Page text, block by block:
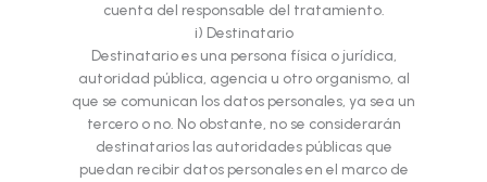
cuenta del responsable del tratamiento.
i) Destinatario
Destinatario es una persona física o jurídica,
autoridad pública, agencia u otro organismo, al
que se comunican los datos personales, ya sea un
tercero o no. No obstante, no se considerarán
destinatarios las autoridades públicas que
puedan recibir datos personales en el marco de